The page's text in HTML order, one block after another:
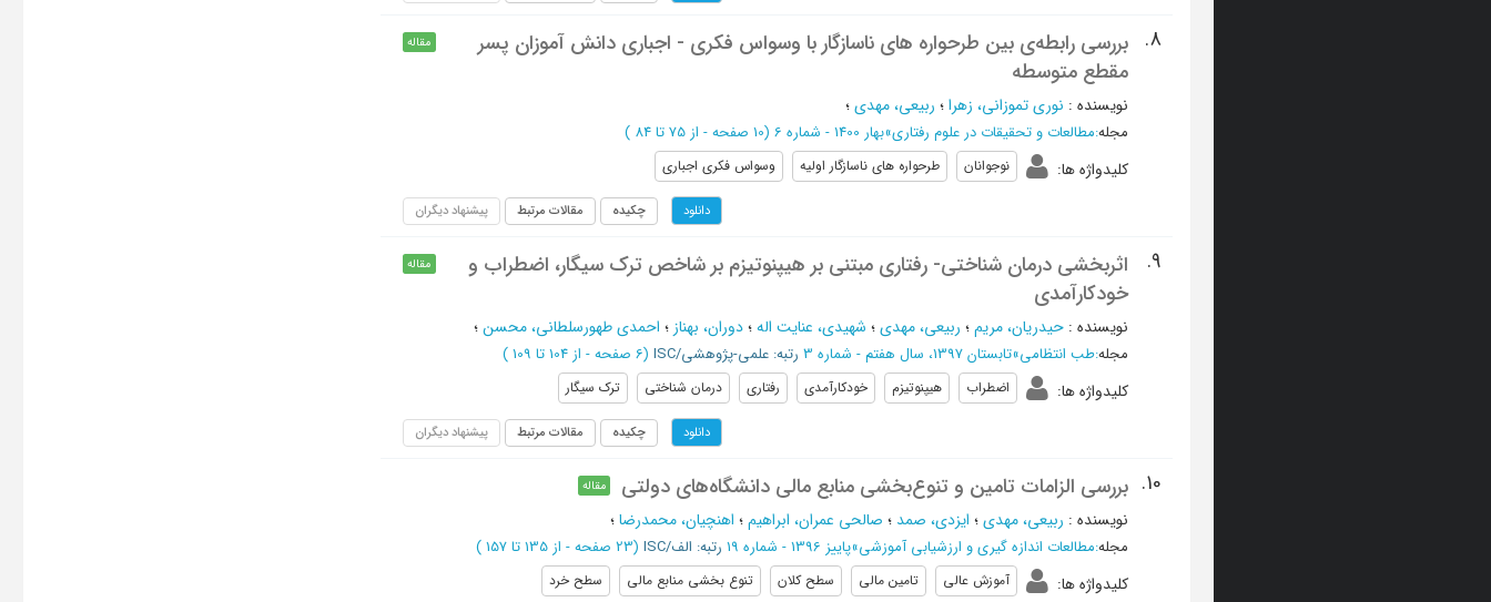
8.
بررسی رابطه‌ی بین طرحواره های ناسازگار با وسواس فکری - اجباری دانش آموزان پسر
مقطع متوسطه
مقاله
نویسنده : نوری تموزانی، زهرا؛ ربیعی، مهدی؛
مجله:مطالعات و تحقیقات در علوم رفتاری»بهار 1400 - شماره 6 (‎10 صفحه - از 75 تا 84 )
کلیدواژه ها: نوجوانان طرحواره های ناسازگار اولیه وسواس فکری اجباری
دانلود چکیده مقالات مرتبط پیشنهاد دیگران
9.
اثر‌بخشی درمان شناختی- رفتاری مبتنی بر هیپنوتیزم بر شاخص ترک سیگار، اضطراب و
خود‌کارآمدی
مقاله
نویسنده : حیدریان، مریم؛ ربیعی، مهدی؛ شهیدی، عنایت اله؛دوران، بهناز ؛ احمدی طهورسلطانی، محسن؛
مجله:طب انتظامی»تابستان 1397، سال هفتم - شماره 3 رتبه: علمی-پژوهشی/ISC (‎6 صفحه - از 104 تا 109 )
کلیدواژه ها: اضطراب هیپنوتیزم خودکارآمدی رفتاری درمان شناختی ترک سیگار
دانلود چکیده مقالات مرتبط پیشنهاد دیگران
10. بررسی الزامات تامین و تنوع‌بخشی منابع مالی دانشگاه‌های دولتی مقاله
نویسنده : ربیعی، مهدی؛ ایزدی، صمد ؛ صالحی عمران، ابراهیم؛ اهنچیان، محمدرضا؛
مجله:مطالعات اندازه گیری و ارزشیابی آموزشی»پاییز 1396 - شماره 19 رتبه: الف/ISC (‎23 صفحه - از 135 تا 157 )
کلیدواژه ها: آموزش عالی تامین مالی سطح کلان تنوع بخشی منابع مالی سطح خرد